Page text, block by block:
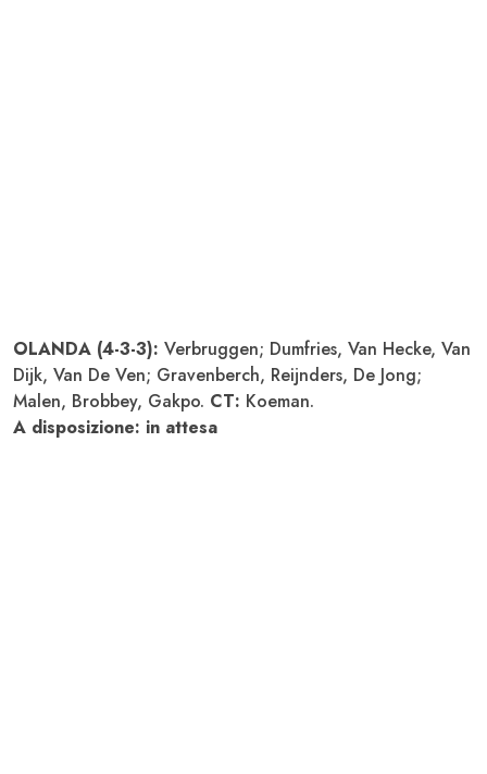
OLANDA (4-3-3): Verbruggen; Dumfries, Van Hecke, Van
Dijk, Van De Ven; Gravenberch, Reijnders, De Jong;
Malen, Brobbey, Gakpo. CT: Koeman.
A disposizione: in attesa